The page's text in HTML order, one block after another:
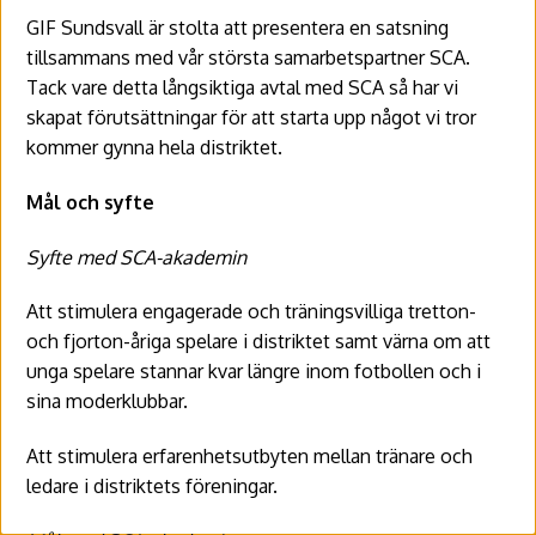
GIF Sundsvall är stolta att presentera en satsning
tillsammans med vår största samarbetspartner SCA.
Tack vare detta långsiktiga avtal med SCA så har vi
skapat förutsättningar för att starta upp något vi tror
kommer gynna hela distriktet.
Mål och syfte
Syfte med SCA-akademin
Att stimulera engagerade och träningsvilliga tretton-
och fjorton-åriga spelare i distriktet samt värna om att
unga spelare stannar kvar längre inom fotbollen och i
sina moderklubbar.
Att stimulera erfarenhetsutbyten mellan tränare och
ledare i distriktets föreningar.